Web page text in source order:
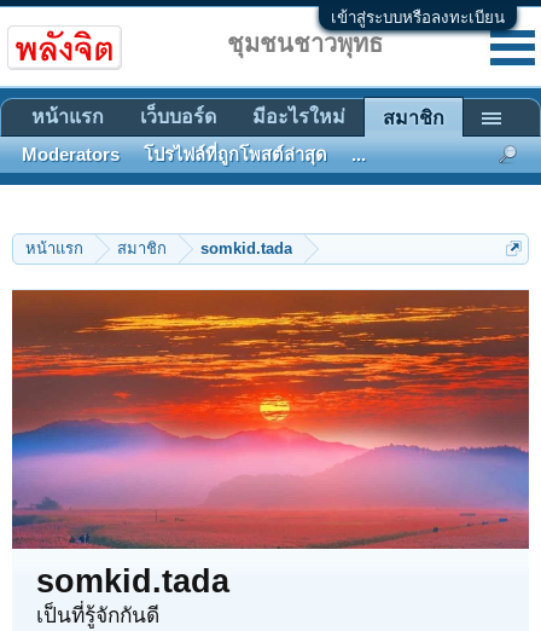
เข้าสู่ระบบหรือลงทะเบียน
หน้าแรก สมาชิก somkid.tada
somkid.tada
เป็นที่รู้จักกันดี
ชุมชนชาวพุทธ
หน้าแรก เว็บบอร์ด มีอะไรใหม่ สมาชิก
Moderators โปรไฟล์ที่ถูกโพสต์ล่าสุด ...